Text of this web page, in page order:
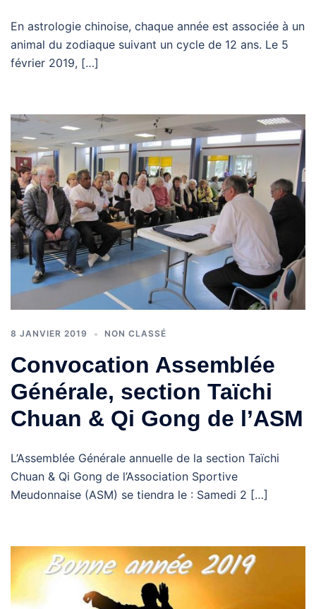
En astrologie chinoise, chaque année est associée à un
animal du zodiaque suivant un cycle de 12 ans. Le 5
février 2019, […]
8 JANVIER 2019 NON CLASSÉ
Convocation Assemblée
Générale, section Taïchi
Chuan & Qi Gong de l’ASM
L’Assemblée Générale annuelle de la section Taïchi
Chuan & Qi Gong de l’Association Sportive
Meudonnaise (ASM) se tiendra le : Samedi 2 […]